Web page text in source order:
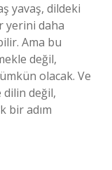
yavaş, dildeki
yerini daha
Ama bu
değil,
olacak. Ve
dilin değil,
bir adım